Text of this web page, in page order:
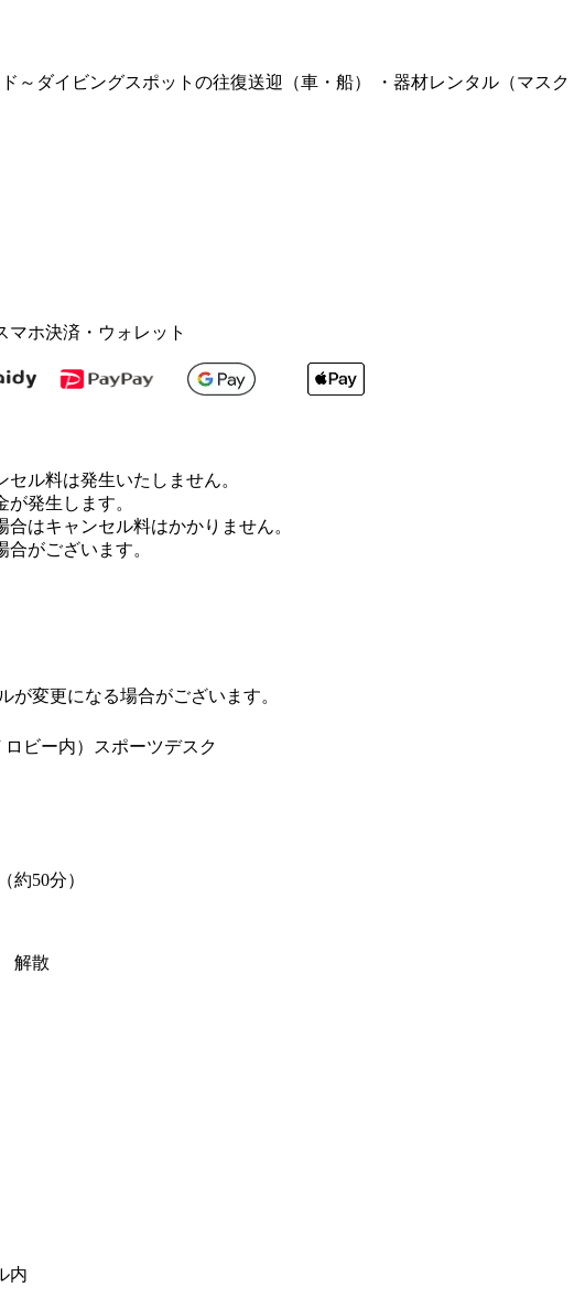
～ダイビングスポットの往復送迎（車・船） ・器材レンタル（マス
マホ決済・ウォレット
ル料は発生いたしません。
発生します。
はキャンセル料はかかりません。
がございます。
が変更になる場合がございます。
ビー内）スポーツデスク
約50分）
解散
内